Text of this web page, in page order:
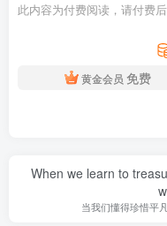
此内容为付费阅读，请付费
黄金会员 免费
When we learn to
当我们懂得珍惜平